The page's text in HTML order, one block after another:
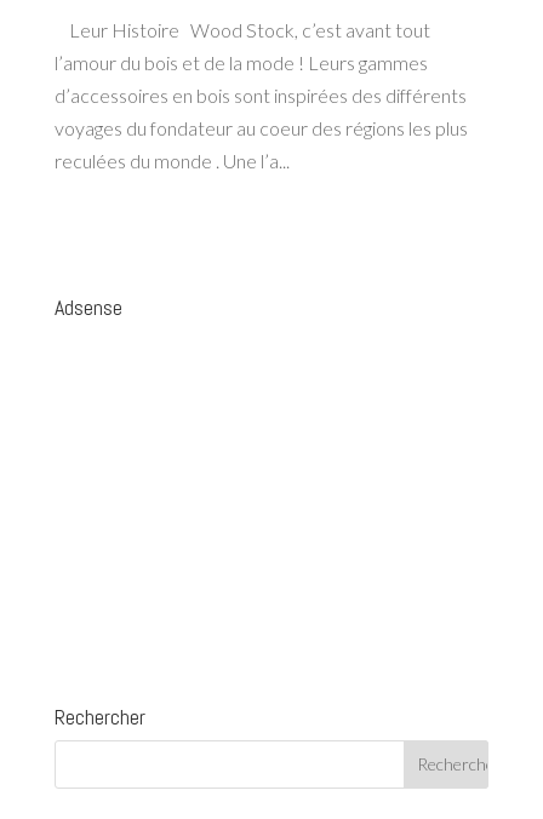
Leur Histoire Wood Stock, c’est avant tout
l’amour du bois et de la mode ! Leurs gammes
d’accessoires en bois sont inspirées des différents
voyages du fondateur au coeur des régions les plus
reculées du monde . Une l’a...
Adsense
Rechercher